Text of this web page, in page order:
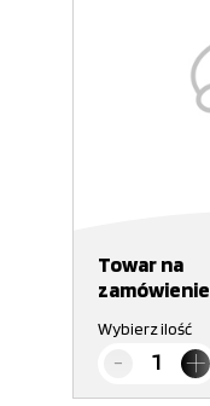
Towar na
zamówienie
Wybierz ilość